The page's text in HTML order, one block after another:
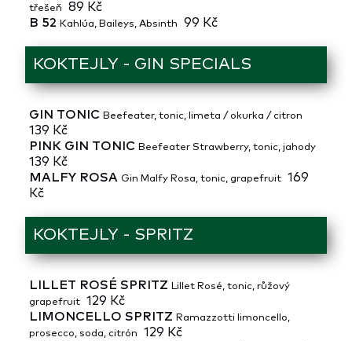
třešeň
89 Kč
B 52 Kahlúa, Baileys, Absinth 99 Kč
KOKTEJLY - GIN SPECIALS
GIN TONIC Beefeater, tonic, limeta / okurka / citron
139 Kč
PINK GIN TONIC Beefeater Strawberry, tonic, jahody
139 Kč
MALFY ROSA Gin Malfy Rosa, tonic, grapefruit
169
Kč
KOKTEJLY - SPRITZ
LILLET ROSÉ SPRITZ Lillet Rosé, tonic, růžový
grapefruit
129 Kč
LIMONCELLO SPRITZ Ramazzotti limoncello,
prosecco, soda, citrón
129 Kč